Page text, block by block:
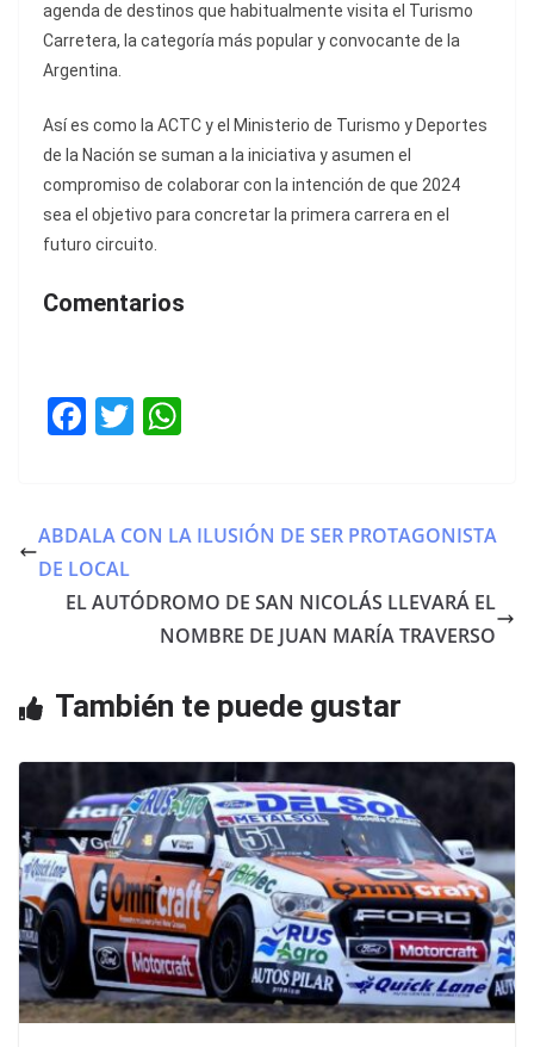
agenda de destinos que habitualmente visita el Turismo
Carretera, la categoría más popular y convocante de la
Argentina.
Así es como la ACTC y el Ministerio de Turismo y Deportes
de la Nación se suman a la iniciativa y asumen el
compromiso de colaborar con la intención de que 2024
sea el objetivo para concretar la primera carrera en el
futuro circuito.
Comentarios
F
e
b
o
T
er s
p
p
ABDALA CON LA ILUSIÓN DE SER PROTAGONISTA
DE LOCAL
EL AUTÓDROMO DE SAN NICOLÁS LLEVARÁ EL
NOMBRE DE JUAN MARÍA TRAVERSO
También te puede gustar